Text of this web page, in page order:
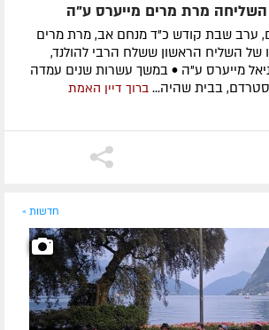
השליחה מרת מרים מייערס ע"ה
היום, ערב שבת קודש כ"ד מנחם אב, מרת מרים
של השליח הראשון ששלח הרבי להולנד,
מייערס ע"ה • במשך עשרות שנים עמדה
בבית שהיה... ברוך דיין האמת
חדשות »